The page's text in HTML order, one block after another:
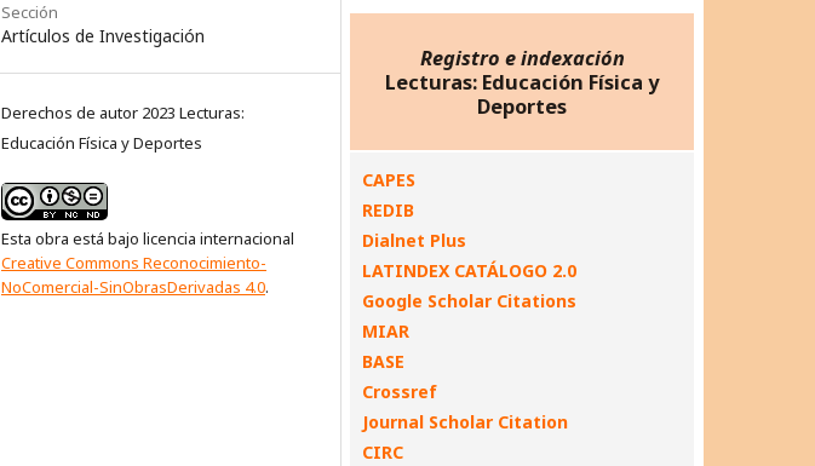
Sección
Artículos de Investigación
Derechos de autor 2023 Lecturas:
Educación Física y Deportes
Esta obra está bajo licencia internacional
Creative Commons Reconocimiento-
NoComercial-SinObrasDerivadas 4.0.
Registro e indexación
Lecturas: Educación Física y
Deportes
CAPES
REDIB
Dialnet Plus
LATINDEX CATÁLOGO 2.0
Google Scholar Citations
MIAR
BASE
Crossref
Journal Scholar Citation
CIRC